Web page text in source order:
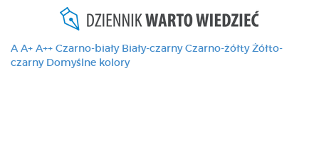
A A+ A++ Czarno-biały Biały-czarny Czarno-żółty Żółto-
czarny Domyślne kolory